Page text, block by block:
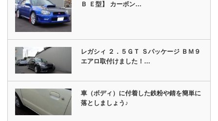
Ｂ Ｅ型】 カーボン…
レガシィ ２．５ＧＴ Ｓパッケージ ＢＭ９
エアロ取付けました！…
車（ボディ）に付着した鉄粉や錆を簡単に
落としましょう♪